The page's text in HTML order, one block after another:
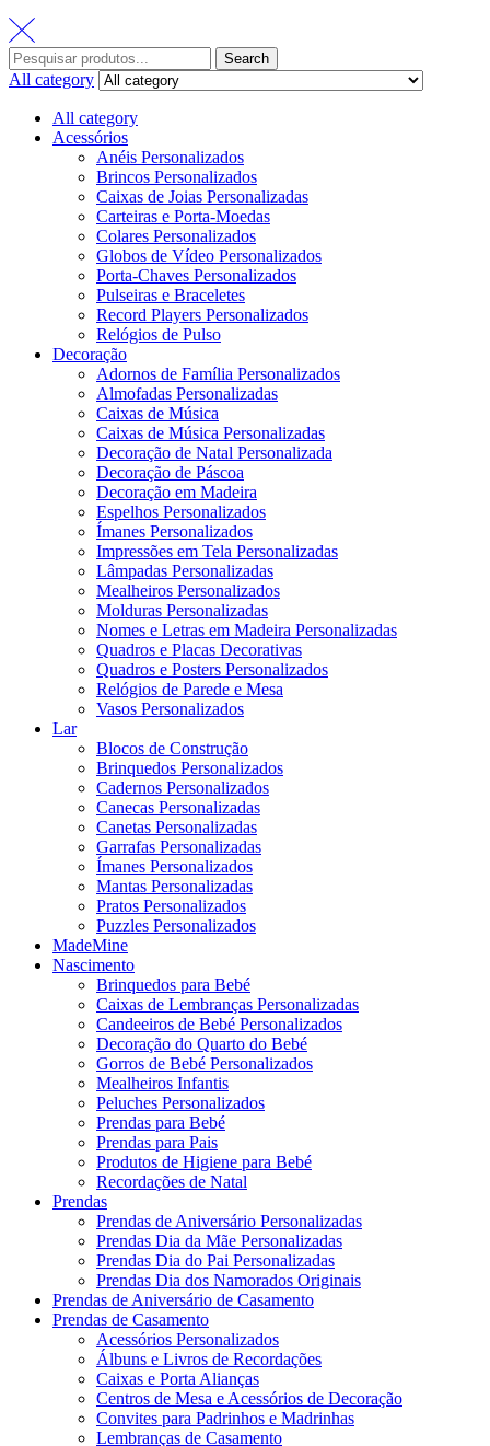
Search
All category
All category
Acessórios
Anéis Personalizados
Brincos Personalizados
Caixas de Joias Personalizadas
Carteiras e Porta-Moedas
Colares Personalizados
Globos de Vídeo Personalizados
Porta-Chaves Personalizados
Pulseiras e Braceletes
Record Players Personalizados
Relógios de Pulso
Decoração
Adornos de Família Personalizados
Almofadas Personalizadas
Caixas de Música
Caixas de Música Personalizadas
Decoração de Natal Personalizada
Decoração de Páscoa
Decoração em Madeira
Espelhos Personalizados
Ímanes Personalizados
Impressões em Tela Personalizadas
Lâmpadas Personalizadas
Mealheiros Personalizados
Molduras Personalizadas
Nomes e Letras em Madeira Personalizadas
Quadros e Placas Decorativas
Quadros e Posters Personalizados
Relógios de Parede e Mesa
Vasos Personalizados
Lar
Blocos de Construção
Brinquedos Personalizados
Cadernos Personalizados
Canecas Personalizadas
Canetas Personalizadas
Garrafas Personalizadas
Ímanes Personalizados
Mantas Personalizadas
Pratos Personalizados
Puzzles Personalizados
MadeMine
Nascimento
Brinquedos para Bebé
Caixas de Lembranças Personalizadas
Candeeiros de Bebé Personalizados
Decoração do Quarto do Bebé
Gorros de Bebé Personalizados
Mealheiros Infantis
Peluches Personalizados
Prendas para Bebé
Prendas para Pais
Produtos de Higiene para Bebé
Recordações de Natal
Prendas
Prendas de Aniversário Personalizadas
Prendas Dia da Mãe Personalizadas
Prendas Dia do Pai Personalizadas
Prendas Dia dos Namorados Originais
Prendas de Aniversário de Casamento
Prendas de Casamento
Acessórios Personalizados
Álbuns e Livros de Recordações
Caixas e Porta Alianças
Centros de Mesa e Acessórios de Decoração
Convites para Padrinhos e Madrinhas
Lembranças de Casamento